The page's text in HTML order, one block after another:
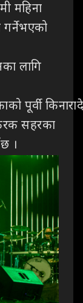
महिना
गर्नेभएको
लागि
पूर्वी
सहरका
।